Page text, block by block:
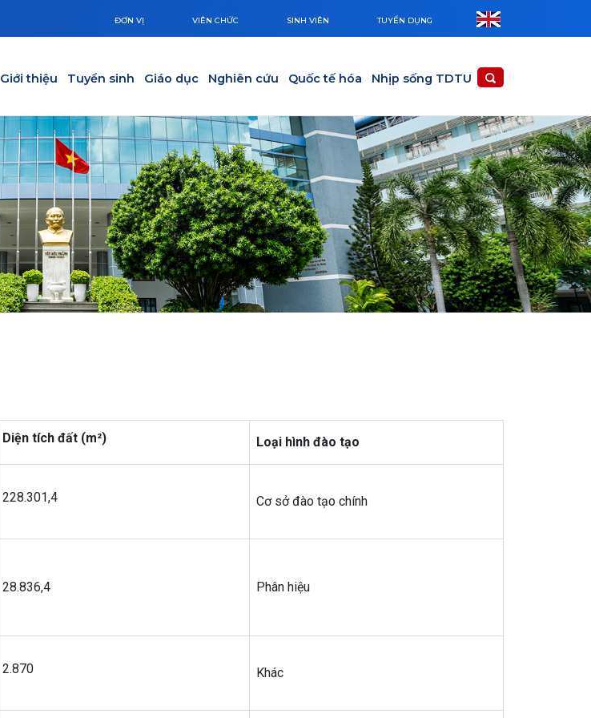
ĐƠN VỊ VIÊN CHỨC SINH VIÊN TUYỂN DỤNG
Giới thiệu Tuyển sinh Giáo dục Nghiên cứu Quốc tế hóa Nhịp sống TDTU
Diện tích đất (m²) Loại hình đào tạo
228.301,4 Cơ sở đào tạo chính
28.836,4 Phân hiệu
2.870 Khác